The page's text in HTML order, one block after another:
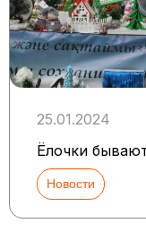
25.01.2024
Ёлочки
Новости